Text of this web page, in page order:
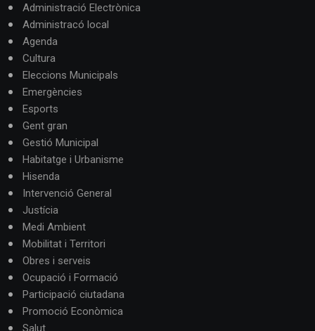
Administració Electrònica
Administracó local
Agenda
Cultura
Eleccions Municipals
Emergències
Esports
Gent gran
Gestió Municipal
Habitatge i Urbanisme
Hisenda
Intervenció General
Justícia
Medi Ambient
Mobilitat i Territori
Obres i serveis
Ocupació i Formació
Participació ciutadana
Promoció Econòmica
Salut